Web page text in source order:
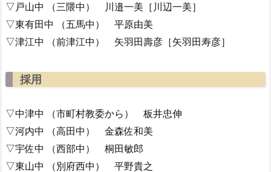
▽戸山中 （三隈中） 川邉一美［川辺一美］
▽東有田中 （五馬中） 平原由美
▽津江中 （前津江中） 矢羽田壽彦［矢羽田寿彦］
採用
▽中津中 （市町村教委から） 板井忠伸
▽河内中 （高田中） 金森佐和美
▽宇佐中 （西部中） 桐田敏郎
▽東山中 （別府西中） 平野貴之